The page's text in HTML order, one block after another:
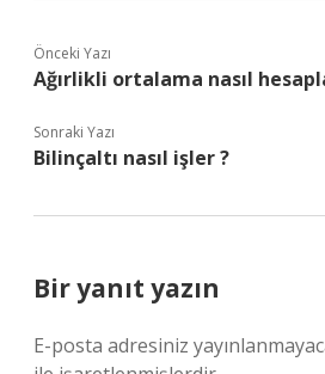
Önceki Yazı
Ağırlikli ortalama nasıl
Sonraki Yazı
Bilinçaltı nasıl işler ?
Bir yanıt yazın
E-posta adresiniz